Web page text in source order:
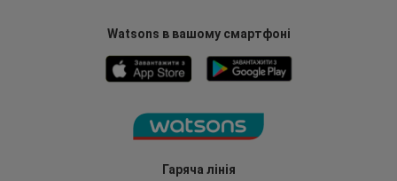
Гаряча лінія
Watsons в вашому смартфоні